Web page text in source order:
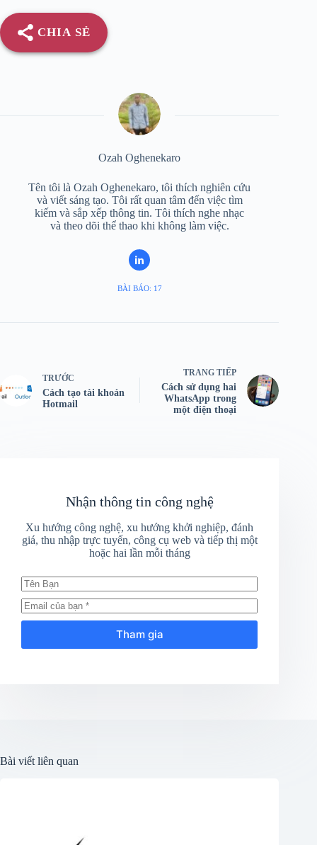
CHIA SẺ
Ozah Oghenekaro
Tên tôi là Ozah Oghenekaro, tôi thích nghiên cứu
và viết sáng tạo. Tôi rất quan tâm đến việc tìm
kiếm và sắp xếp thông tin. Tôi thích nghe nhạc
và theo dõi thể thao khi không làm việc.
BÀI BÁO: 17
TRƯỚC
Cách tạo tài khoản
Hotmail
TRANG TIẾP
Cách sử dụng hai
WhatsApp trong
một điện thoại
Nhận thông tin công nghệ
Xu hướng công nghệ, xu hướng khởi nghiệp, đánh
giá, thu nhập trực tuyến, công cụ web và tiếp thị một
hoặc hai lần mỗi tháng
Tham gia
Bài viết liên quan